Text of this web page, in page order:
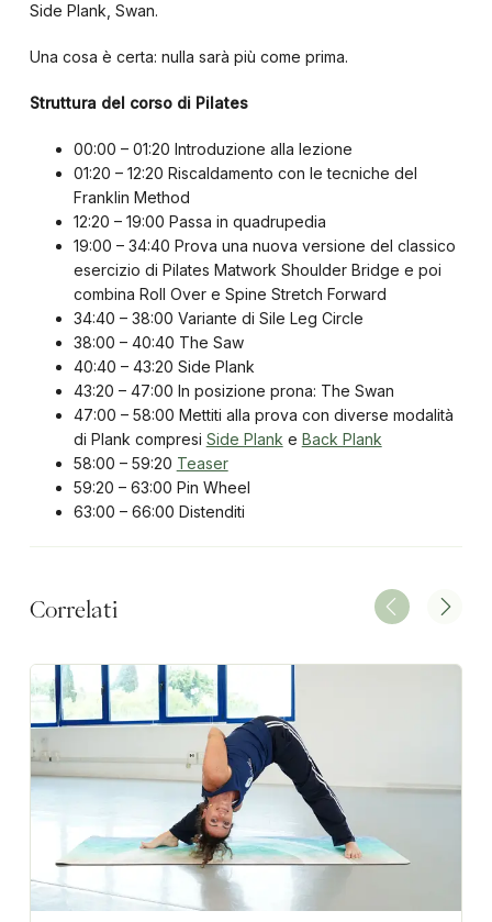
Side Plank, Swan.
Una cosa è certa: nulla sarà più come prima.
Struttura del corso di Pilates
00:00 – 01:20 Introduzione alla lezione
01:20 – 12:20 Riscaldamento con le tecniche del
Franklin Method
12:20 – 19:00 Passa in quadrupedia
19:00 – 34:40 Prova una nuova versione del classico
esercizio di Pilates Matwork Shoulder Bridge e poi
combina Roll Over e Spine Stretch Forward
34:40 – 38:00 Variante di Sile Leg Circle
38:00 – 40:40 The Saw
40:40 – 43:20 Side Plank
43:20 – 47:00 In posizione prona: The Swan
47:00 – 58:00 Mettiti alla prova con diverse modalità
di Plank compresi Side Plank e Back Plank
58:00 – 59:20 Teaser
59:20 – 63:00 Pin Wheel
63:00 – 66:00 Distenditi
Correlati